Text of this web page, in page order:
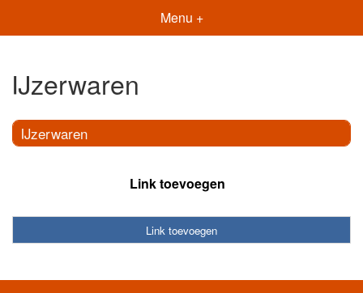
Menu +
IJzerwaren
IJzerwaren
Link toevoegen
Link toevoegen